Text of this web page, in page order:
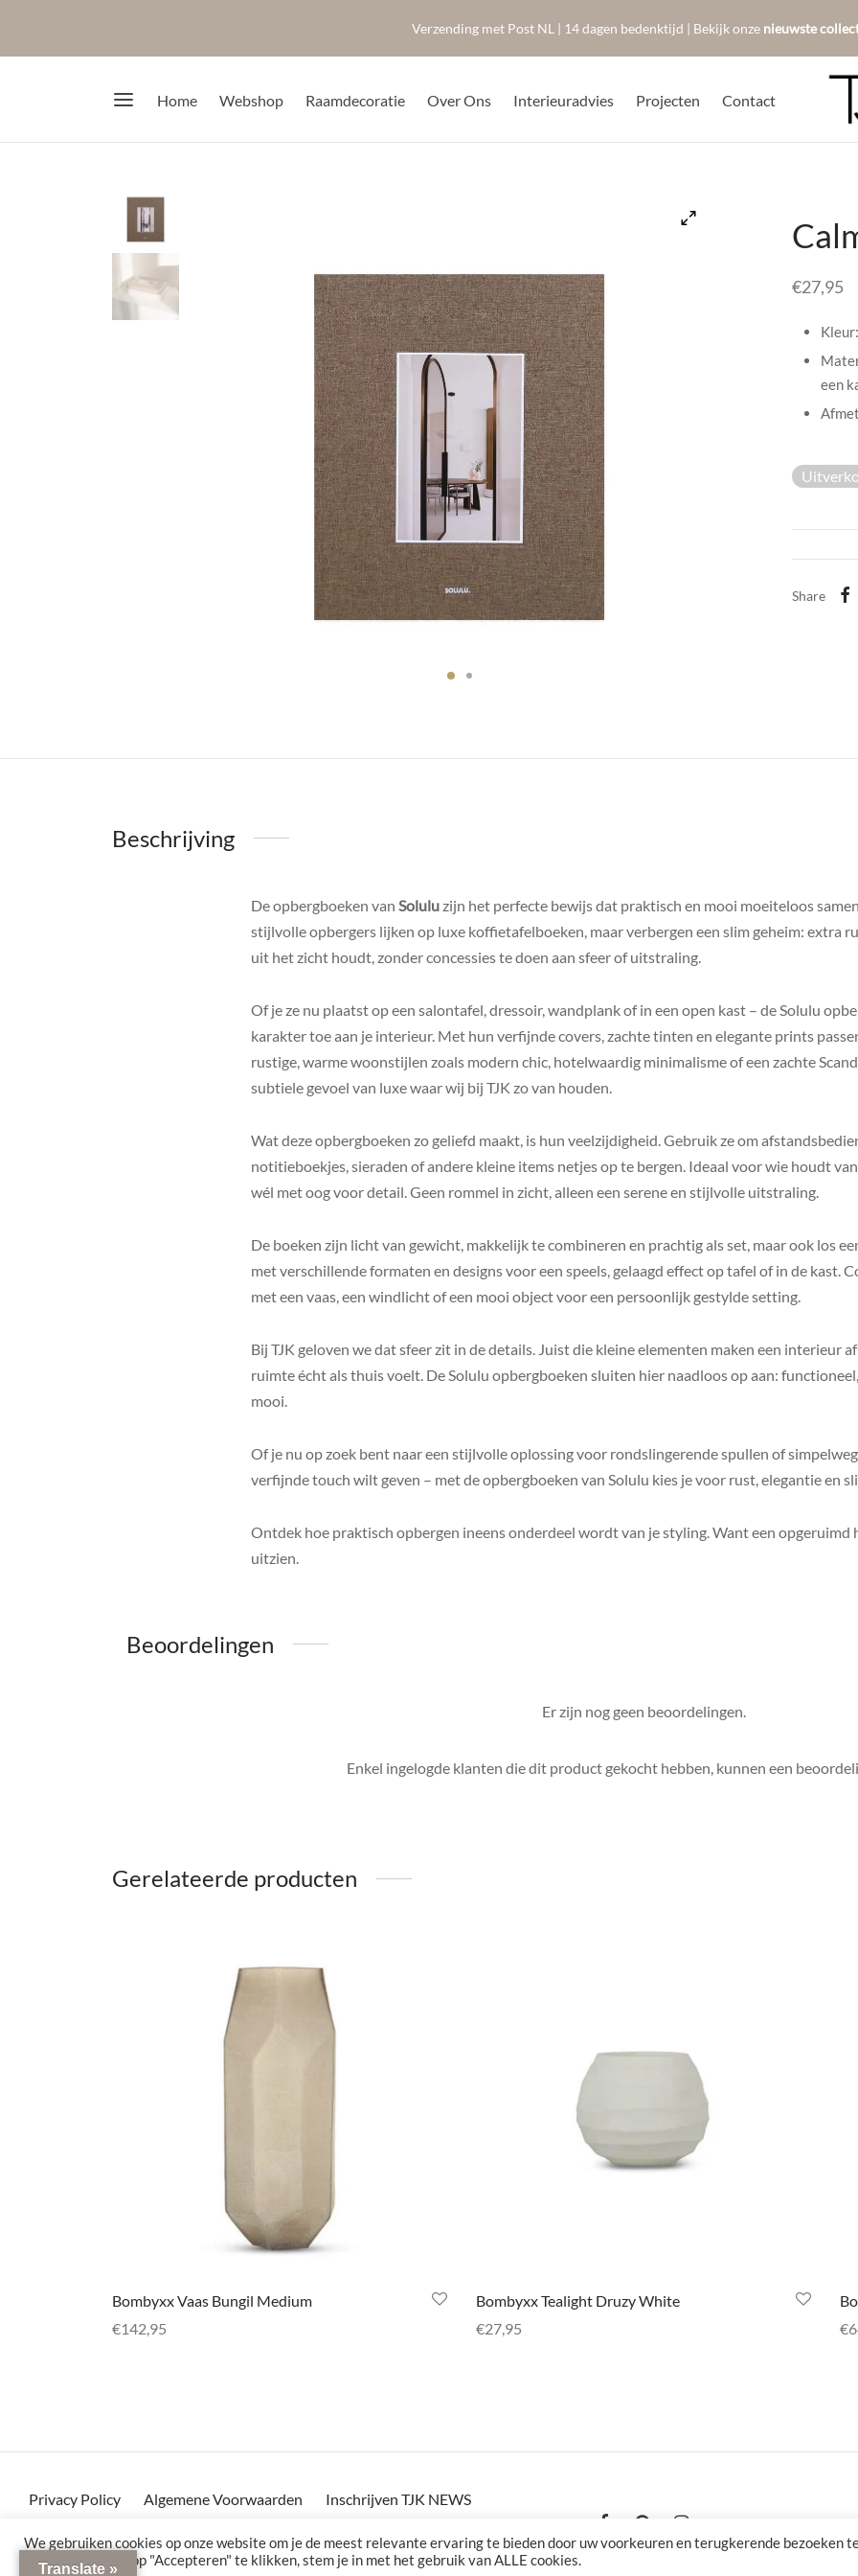
Verzending met Post NL | 14 dagen bedenktijd | Bekijk onze nieuwste
Home Webshop Raamdecoratie Over Ons Interieuradvies Projecten Contact
€27,95
een
Share
Beschrijving
De opbergboeken van Soluluzijn het perfecte bewijs dat praktisch en mooi moeiteloos
stijlvolle opbergers lijken op luxe koffietafelboeken, maar verbergen een slim geheim: extra
uit het zicht houdt, zonder concessies te doen aan sfeer of uitstraling.
Of je ze nu plaatst op een salontafel, dressoir, wandplank of in een open kast – de Solulu
karakter toe aan je interieur. Met hun verfijnde covers, zachte tinten en elegante prints
rustige, warme woonstijlen zoals modern chic, hotelwaardig minimalisme of een zachte
subtiele gevoel van luxe waar wij bij TJK zo van houden.
Wat deze opbergboeken zo geliefd maakt, is hun veelzijdigheid. Gebruik ze om
notitieboekjes, sieraden of andere kleine items netjes op te bergen. Ideaal voor wie houdt
wél met oog voor detail. Geen rommel in zicht, alleen een serene en stijlvolle uitstraling.
De boeken zijn licht van gewicht, makkelijk te combineren en prachtig als set, maar ook los
met verschillende formaten en designs voor een speels, gelaagd effect op tafel of in de kast.
met een vaas, een windlicht of een mooi object voor een persoonlijk gestylde setting.
Bij TJK geloven we dat sfeer zit in de details. Juist die kleine elementen maken een interieur
ruimte écht als thuis voelt. De Solulu opbergboeken sluiten hier naadloos op aan:
mooi.
Of je nu op zoek bent naar een stijlvolle oplossing voor rondslingerende spullen of
verfijnde touch wilt geven – met de opbergboeken van Solulu kies je voor rust, elegantie en
Ontdek hoe praktisch opbergen ineens onderdeel wordt van je styling. Want een opgeruimd
uitzien.
Beoordelingen
Er zijn nog geen beoordelingen.
Enkel ingelogde klanten die dit product gekocht hebben, kunnen een
Gerelateerde producten
Bombyxx Vaas Bungil Medium
€142,95
Bombyxx Tealight Druzy White
€27,95
€
Privacy Policy Algemene Voorwaarden
Inschrijven TJK NEWS
Levertijd en verzending
Retourneren Contact Veelgestelde vragen
We gebruiken cookies op onze website om je de meest relevante ervaring te bieden door uw voorkeuren en terugkerende bezoeken
onthouden. Door op "Accepteren" te klikken, stem je in met het gebruik van ALLE cookies.
Translate »